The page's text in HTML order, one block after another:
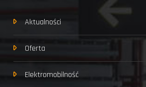
Aktualności
Oferta
Elektromobilność